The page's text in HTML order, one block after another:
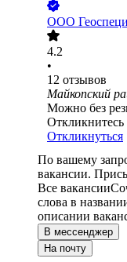
ООО
4.2
•
12 отзывов
Майкопский
Можно без
Откликнуться
По вашему
вакансии.
Все вакансии
слова в
описании
В мессенджер
На почту